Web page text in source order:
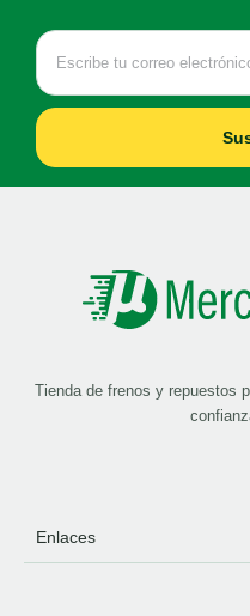
Tienda de frenos y repuestos
Enlaces